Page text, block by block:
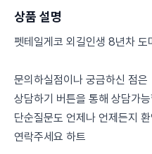
상품 설명
펫테일게코 외길인생 8년차
문의하실점이나 궁금하신 점은
상담하기 버튼을 통해 상담가
단순질문도 언제나 언제든지
연락주세요 하트